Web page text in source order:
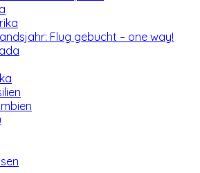
Flug gebucht – one way!